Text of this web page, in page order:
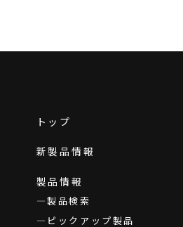
トップ
新製品情報
製品情報
製品検索
ピックアップ製品